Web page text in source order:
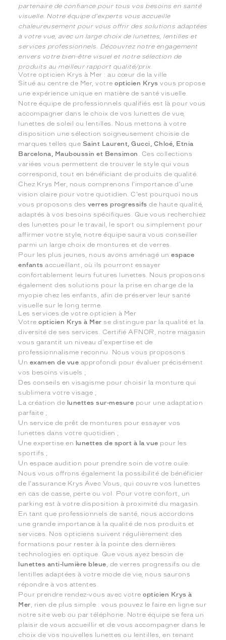
partenaire de confiance pour tous vos besoins en santé
visuelle. Notre équipe d'experts vous accueille
chaleureusement pour vous offrir des solutions adaptées
à votre vue, avec un large choix de lunettes, lentilles et
services professionnels. Découvrez notre engagement
envers votre bien-être visuel et notre sélection de
produits au meilleur rapport qualité/prix.
Votre opticien Krys à Mer : au cœur de la ville
Situé au centre de Mer, votreopticien Krys vous propose
une expérience unique en matière de santé visuelle.
Notre équipe de professionnels qualifiés est là pour vous
accompagner dans le choix de vos lunettes de vue,
lunettes de soleil ou lentilles. Nous mettons à votre
disposition une sélection soigneusement choisie de
marques telles que Saint Laurent, Gucci, Chloé, Etnia
Barcelona, Mauboussin et Bensimon
. Ces collections
variées vous permettent de trouver le style qui vous
correspond, tout en bénéficiant de produits de qualité.
Chez Krys Mer, nous comprenons l'importance d'une
vision claire pour votre quotidien. C'est pourquoi nous
vous proposons des verres progressifs de haute qualité,
adaptés à vos besoins spécifiques. Que vous recherchiez
des lunettes pour le travail, le sport ou simplement pour
affirmer votre style, notre équipe saura vous conseiller
parmi un large choix de montures et de verres.
Pour les plus jeunes, nous avons aménagé unespace
enfants accueillant, où ils pourront essayer
confortablement leurs futures lunettes. Nous proposons
également des solutions pour la prise en charge de la
myopie chez les enfants, afin de préserver leur santé
visuelle sur le long terme.
Les services de votre opticien à Mer
Votreopticien Krys à Mer se distingue par la qualité et la
diversité de ses services. Certifié AFNOR, notre magasin
vous garantit un niveau d'expertise et de
professionnalisme reconnu. Nous vous proposons :
Un examen de vue approfondi pour évaluer précisément
vos besoins visuels ;
Des conseils en visagisme pour choisir la monture qui
sublimera votre visage ;
La création de lunettes sur-mesure pour une adaptation
parfaite ;
Un service de prêt de montures pour essayer vos
lunettes dans votre quotidien ;
Une expertise en lunettes de sport à la vue pour les
sportifs ;
Un espace audition pour prendre soin de votre ouïe.
Nous vous offrons également la possibilité de bénéficier
de l'assurance Krys Avec Vous, qui couvre vos lunettes
en cas de casse, perte ou vol. Pour votre confort, un
parking est à votre disposition à proximité du magasin.
En tant que professionnels de santé, nous accordons
une grande importance à la qualité de nos produits et
services. Nos opticiens suivent régulièrement des
formations pour rester à la pointe des dernières
technologies en optique. Que vous ayez besoin de
lunettes anti-lumière bleue , de verres progressifs ou de
lentilles adaptées à votre mode de vie, nous saurons
répondre à vos attentes.
Pour prendre rendez-vous avec votreopticien Krys à
Mer , rien de plus simple : vous pouvez le faire en ligne sur
notre site web ou par téléphone. Notre équipe se fera un
plaisir de vous accueillir et de vous accompagner dans le
choix de vos nouvelles lunettes ou lentilles, en tenant